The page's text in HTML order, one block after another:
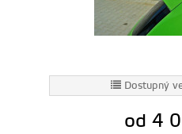
Dostupný
od 4